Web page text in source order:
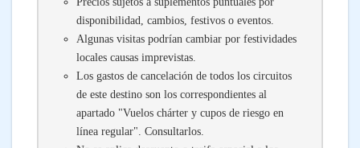
disponibilidad, cambios, festivos o eventos.
Algunas visitas podrían cambiar por festividades
locales causas imprevistas.
Los gastos de cancelación de todos los circuitos
de este destino son los correspondientes al
apartado "Vuelos chárter y cupos de riesgo en
línea regular". Consultarlos.